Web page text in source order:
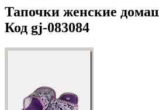
Тапочки женские
Код gj-083084